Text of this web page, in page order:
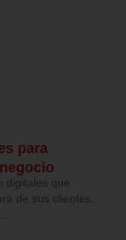
para
digitales que
de sus clientes.